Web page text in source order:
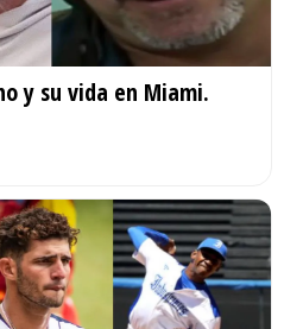
y su vida en Miami.